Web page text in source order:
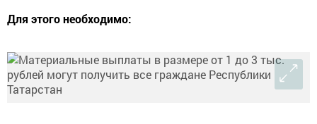
Для этого необходимо: